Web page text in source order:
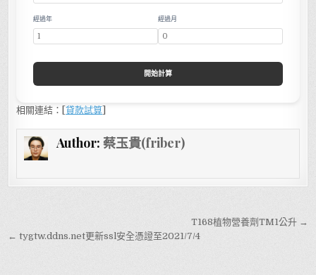
經過年 經過月
開始計算
相關連結：[貸款試算
Author: 蔡玉貴(friber)
T168植物營養劑TM1公升 →
← tygtw.ddns.net更新ssl安全憑證至2021/7/4